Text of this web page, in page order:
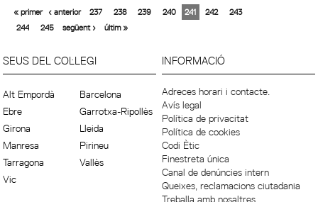
« primer ‹ anterior 237 238 239 240 241 242
243
244
245 següent › últim »
SEUS DEL COL·LEGI
Alt Empordà
Barcelona
Ebre
Garrotxa-Ripollès
Girona
Lleida
Manresa
Pirineu
Tarragona
Vallès
Vic
INFORMACIÓ
Adreces horari i contacte.
Avís legal
Política de privacitat
Política de cookies
Codi Ètic
Finestreta única
Canal de denúncies intern
Queixes, reclamacions ciutadania
Treballa amb nosaltres